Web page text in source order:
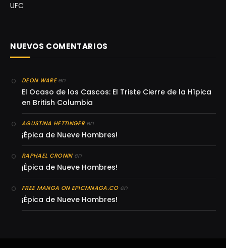
UFC
NUEVOS COMENTARIOS
DEON WAREen
El Ocaso de los Cascos: El Triste Cierre de la Hípica
en British Columbia
AGUSTINA HETTINGERen
¡Épica de Nueve Hombres!
RAPHAEL CRONINen
¡Épica de Nueve Hombres!
FREE MANGA ON EPICMNAGA.COen
¡Épica de Nueve Hombres!